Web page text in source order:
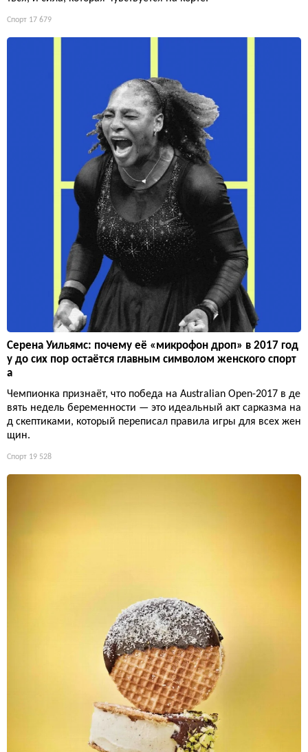
Спорт 17 679
Серена Уильямс: почему её «микрофон дроп» в 2017 год
у до сих пор остаётся главным символом женского спорт
а
Чемпионка признаёт, что победа на Australian Open-2017 в де
вять недель беременности — это идеальный акт сарказма на
д скептиками, который переписал правила игры для всех жен
щин.
Спорт 19 528